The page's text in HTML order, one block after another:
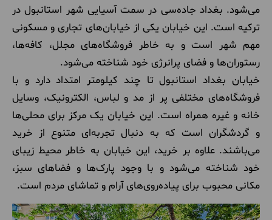
می‌شود. بغداد جاده‌سی در سمت آسیایی شهر استانبول در
ترکیه است. این خیابان یکی از خیابان‌های تجاری و مسکونی
مهم شهر است و به خاطر فروشگاه‌های مجلل، کافه‌ها،
رستوران‌ها و فضای پرانرژی خود شناخته می‌شود.
خیابان بغداد استانبول تا چند کیلومتر امتداد دارد و با
فروشگاه‌های مختلفی پر از مد و لباس، الکترونیک، وسایل
خانه و غیره همراه است. این خیابان یک مرکز برای محلی‌ها
و گردشگران است که به دنبال تجربه‌ای متنوع از خرید
می‌باشند. علاوه بر خرید، این خیابان به خاطر محیط زیبای
خود شناخته می‌شود و با وجود پارک‌ها و فضاهای سبز،
مکانی محبوب برای پیاده‌روی‌های آرام و تماشای مردم است.